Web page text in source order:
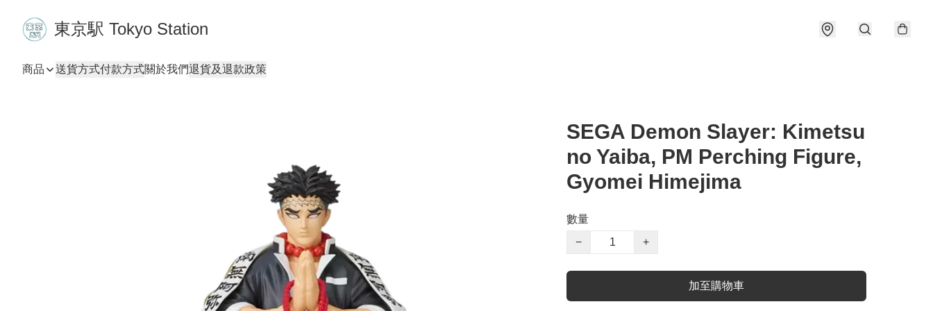
東京駅 Tokyo Station
商品 送貨方式付款方式關於我們退貨及退款政策
SEGA Demon Slayer: Kimetsu
no Yaiba, PM Perching Figure,
Gyomei Himejima
數量
−
+
加至購物車